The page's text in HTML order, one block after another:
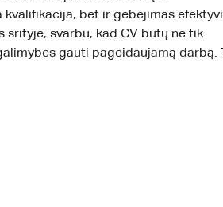
bet ir gebėjimas
svarbu, kad CV būtų ne tik
gauti pageidaujamą darbą.